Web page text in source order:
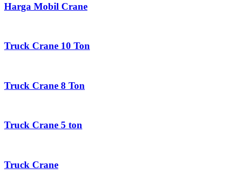
Harga Mobil Crane
Truck Crane 10 Ton
Truck Crane 8 Ton
Truck Crane 5 ton
Truck Crane